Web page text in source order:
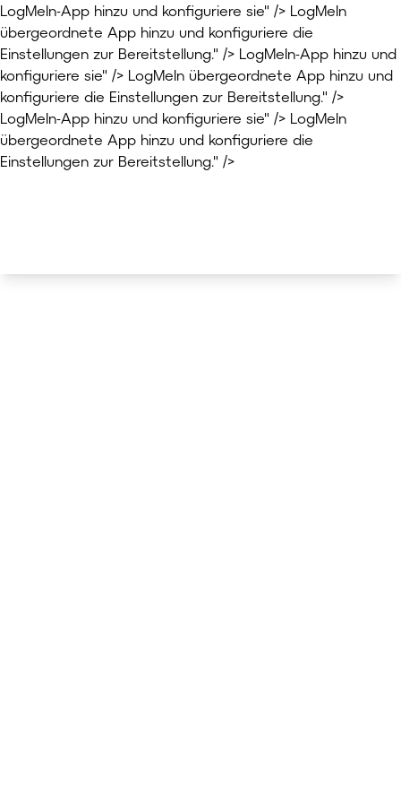
LogMeIn-App hinzu und konfiguriere sie" /> LogMeIn
übergeordnete App hinzu und konfiguriere die
Einstellungen zur Bereitstellung." /> LogMeIn-App hinzu und
konfiguriere sie" /> LogMeIn übergeordnete App hinzu und
konfiguriere die Einstellungen zur Bereitstellung." />
LogMeIn-App hinzu und konfiguriere sie" /> LogMeIn
übergeordnete App hinzu und konfiguriere die
Einstellungen zur Bereitstellung." />